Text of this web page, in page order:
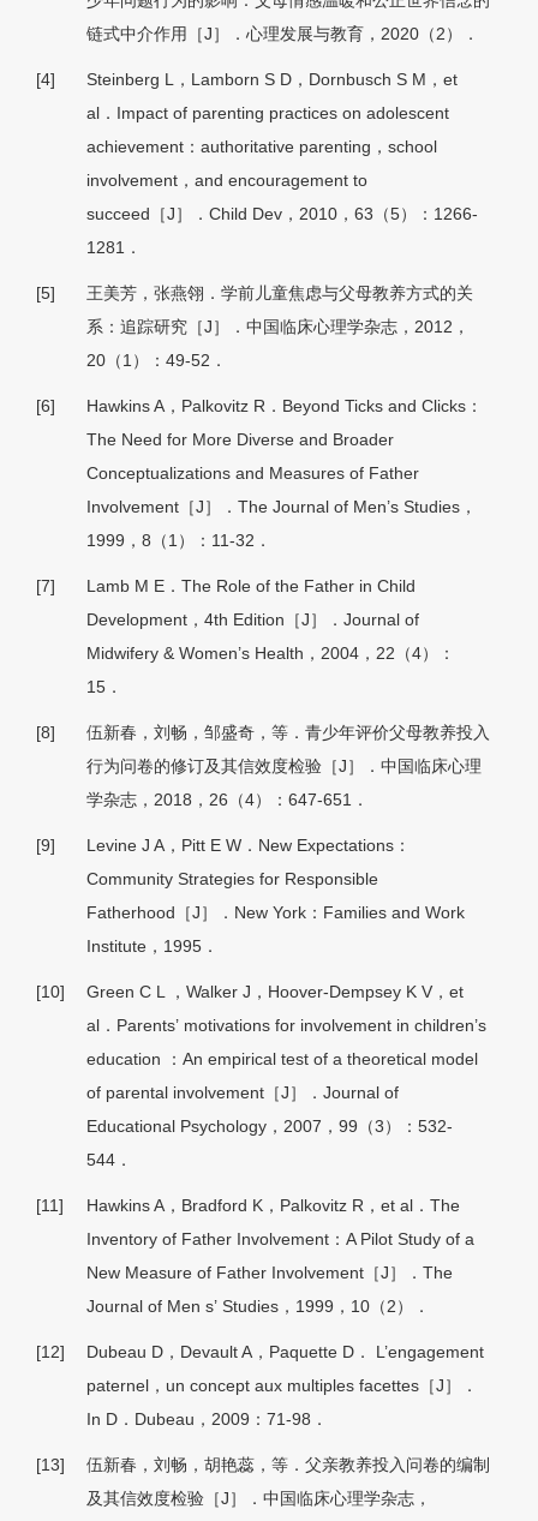
链式中介作用［J］．心理发展与教育，2020（2）．
[4]
Steinberg L，Lamborn S D，Dornbusch S M，et
al．Impact of parenting practices on adolescent
achievement：authoritative parenting，school
involvement，and encouragement to
succeed［J］．Child Dev，2010，63（5）：1266-
1281．
[5]
王美芳，张燕翎．学前儿童焦虑与父母教养方式的关
系：追踪研究［J］．中国临床心理学杂志，2012，
20（1）：49-52．
[6]
Hawkins A，Palkovitz R．Beyond Ticks and Clicks：
The Need for More Diverse and Broader
Conceptualizations and Measures of Father
Involvement［J］．The Journal of Men’s Studies，
1999，8（1）：11-32．
[7]
Lamb M E．The Role of the Father in Child
Development，4th Edition［J］．Journal of
Midwifery & Women’s Health，2004，22（4）：
15．
[8]
伍新春，刘畅，邹盛奇，等．青少年评价父母教养投入
行为问卷的修订及其信效度检验［J］．中国临床心理
学杂志，2018，26（4）：647-651．
[9]
Levine J A，Pitt E W．New Expectations：
Community Strategies for Responsible
Fatherhood［J］．New York：Families and Work
Institute，1995．
[10]
Green C L ，Walker J，Hoover-Dempsey K V，et
al．Parents’ motivations for involvement in children’s
education ：An empirical test of a theoretical model
of parental involvement［J］．Journal of
Educational Psychology，2007，99（3）：532-
544．
[11]
Hawkins A，Bradford K，Palkovitz R，et al．The
Inventory of Father Involvement：A Pilot Study of a
New Measure of Father Involvement［J］．The
Journal of Men s’ Studies，1999，10（2）．
[12]
Dubeau D，Devault A，Paquette D． L’engagement
paternel，un concept aux multiples facettes［J］．
In D．Dubeau，2009：71-98．
[13]
伍新春，刘畅，胡艳蕊，等．父亲教养投入问卷的编制
及其信效度检验［J］．中国临床心理学杂志，